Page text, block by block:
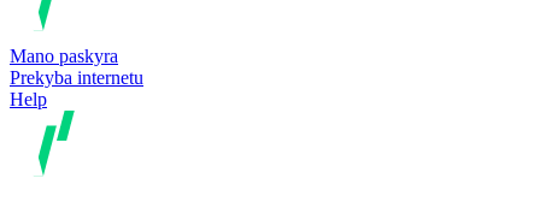
Mano paskyra
Prekyba internetu
Help